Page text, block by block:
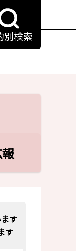
別検索
す
す